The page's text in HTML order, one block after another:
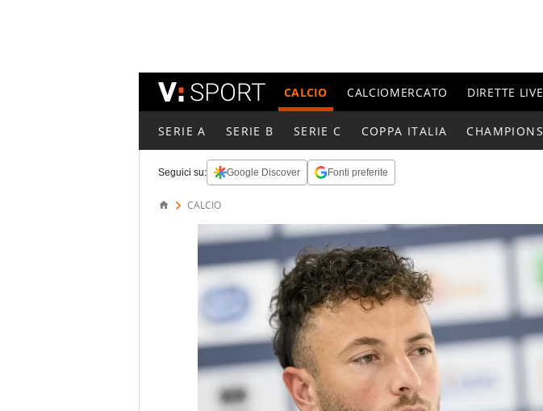
CALCIO CALCIOMERCATO DIRETTE LIVE
SERIE A SERIE B SERIE C COPPA ITALIA
Seguici su: Google Discover Fonti preferite
CALCIO